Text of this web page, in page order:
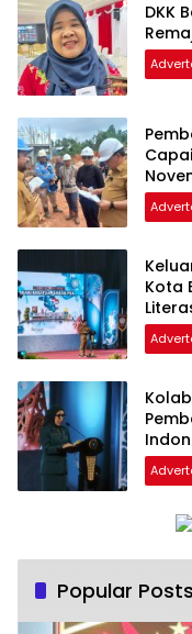
DKK
Kota
Popular Posts